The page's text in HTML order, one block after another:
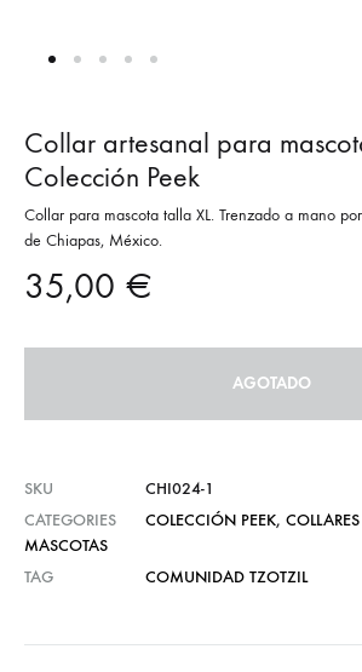
Collar artesanal para
Colección Peek
Collar para mascota talla XL. Trenzado a mano
de Chiapas, México.
35,00 €
AGOTADO
SKU
CHI024-1
CATEGORIES
COLECCIÓN PEEK,
MASCOTAS
TAG
COMUNIDAD TZOTZIL